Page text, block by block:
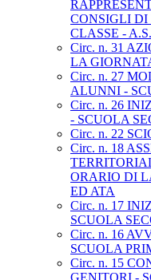
CONSIGLI DI
CLASSE -
Circ. n. 31
LA
Circ. n. 27
ALUNNI -
Circ. n. 26
- SCUOLA
Circ. n. 22
Circ. n. 18
ORARIO DI
ED ATA
Circ. n. 17
SCUOLA
Circ. n. 16
SCUOLA
Circ. n. 15